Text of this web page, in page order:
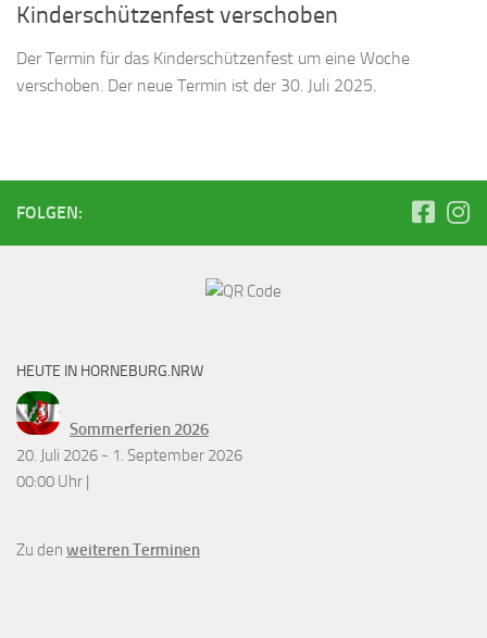
Kinderschützenfest verschoben
Der Termin für das Kinderschützenfest um eine Woche
verschoben. Der neue Termin ist der 30. Juli 2025.
FOLGEN:
HEUTE IN HORNEBURG.NRW
Sommerferien 2026
20. Juli 2026 - 1. September 2026
00:00 Uhr |
Zu den weiteren Terminen